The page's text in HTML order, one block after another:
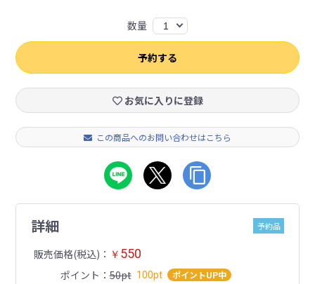
数量 1
予約する
お気に入りに登録
この商品へのお問い合わせはこちら
詳細 予約品
販売価格(税込) ￥ 550
ポイント 50pt 100pt ポイントUP中